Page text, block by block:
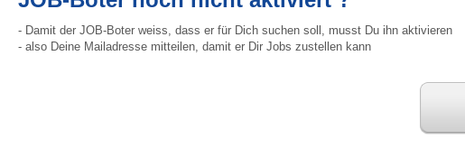
- Damit der JOB-Boter weiss, dass er für Dich suchen soll, musst Du ihn aktivieren
- also Deine Mailadresse mitteilen, damit er Dir Jobs zustellen kann